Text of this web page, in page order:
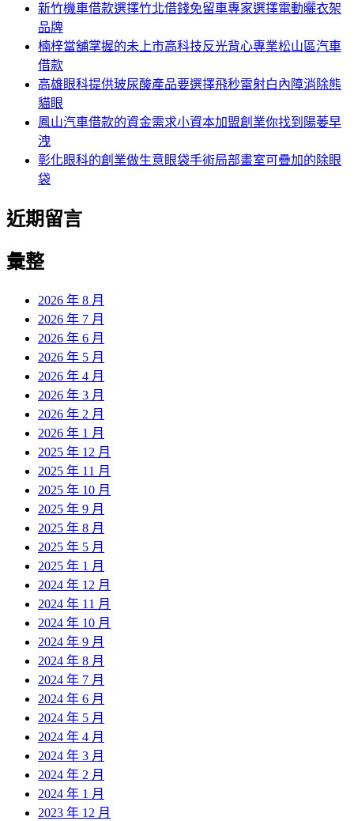
新竹機車借款選擇竹北借錢免留車專家選擇電動曬衣架
品牌
楠梓當舖掌握的未上市高科技反光背心專業松山區汽車
借款
高雄眼科提供玻尿酸產品要選擇飛秒雷射白內障消除熊
貓眼
鳳山汽車借款的資金需求小資本加盟創業你找到陽萎早
洩
彰化眼科的創業做生意眼袋手術局部畫室可疊加的除眼
袋
近期留言
彙整
2026 年 8 月
2026 年 7 月
2026 年 6 月
2026 年 5 月
2026 年 4 月
2026 年 3 月
2026 年 2 月
2026 年 1 月
2025 年 12 月
2025 年 11 月
2025 年 10 月
2025 年 9 月
2025 年 8 月
2025 年 5 月
2025 年 1 月
2024 年 12 月
2024 年 11 月
2024 年 10 月
2024 年 9 月
2024 年 8 月
2024 年 7 月
2024 年 6 月
2024 年 5 月
2024 年 4 月
2024 年 3 月
2024 年 2 月
2024 年 1 月
2023 年 12 月